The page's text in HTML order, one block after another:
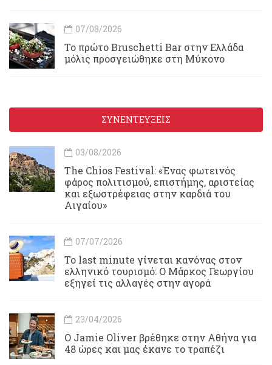
07/08/2026
Το πρώτο Bruschetti Bar στην Ελλάδα
μόλις προσγειώθηκε στη Μύκονο
ΣΥΝΕΝΤΕΥΞΕΙΣ
03/08/2026
Τhe Chios Festival: «Ένας φωτεινός
φάρος πολιτισμού, επιστήμης, αριστείας
και εξωστρέφειας στην καρδιά του
Αιγαίου»
07/07/2026
Το last minute γίνεται κανόνας στον
ελληνικό τουρισμό: Ο Μάρκος Γεωργίου
εξηγεί τις αλλαγές στην αγορά
23/04/2026
Ο Jamie Oliver βρέθηκε στην Αθήνα για
48 ώρες και μας έκανε το τραπέζι